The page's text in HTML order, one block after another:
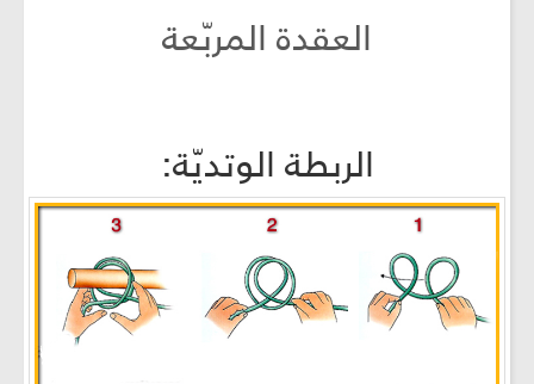
العقدة المربّعة
الربطة الوتديّة: